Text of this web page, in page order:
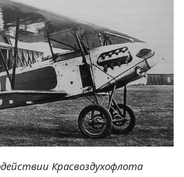
Красвоздухофлота